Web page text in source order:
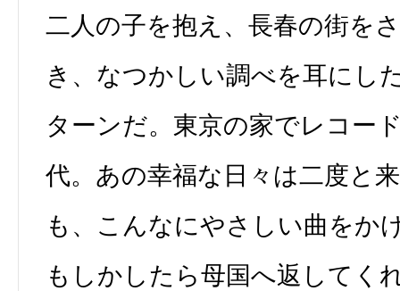
二人の子を抱え、長春の街を
き、なつかしい調べを耳にし
ターンだ。東京の家でレコー
代。あの幸福な日々は二度と
も、こんなにやさしい曲をか
もしかしたら母国へ返してく